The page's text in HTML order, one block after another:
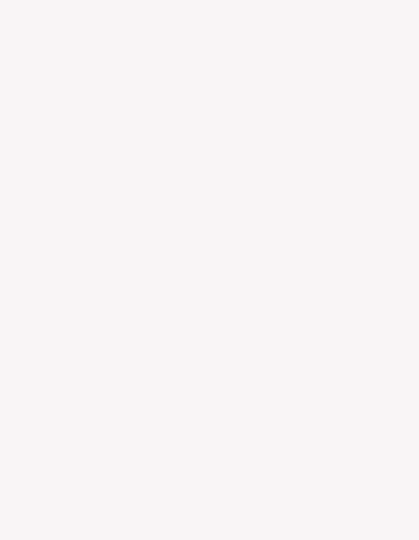
aan te passen en te beheren, en zorgt